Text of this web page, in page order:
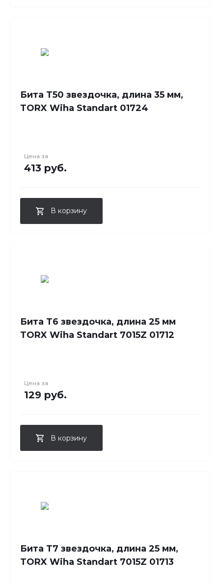
Бита T50 звездочка, длина 35 мм,
TORX Wiha Standart 01724
Цена за
413 руб.
В корзину
Бита T6 звездочка, длина 25 мм
TORX Wiha Standart 7015Z 01712
Цена за
129 руб.
В корзину
Бита T7 звездочка, длина 25 мм,
TORX Wiha Standart 7015Z 01713